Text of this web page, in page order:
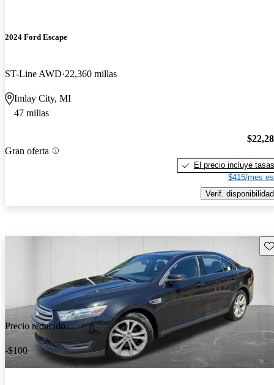
2024 Ford Escape
ST-Line AWD 22,360 millas
Imlay City, MI
47 millas
Gran oferta
El precio incluye tasas
$415/mes
Verif. disponibilidad
Precio reducido
-$100